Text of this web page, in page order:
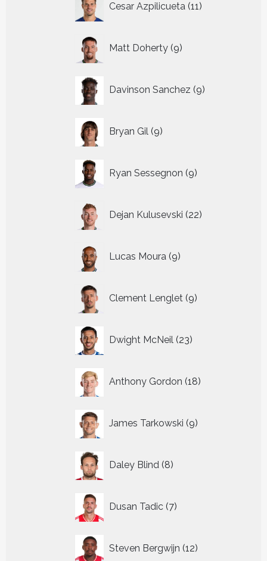
Cesar Azpilicueta 11
producten
Matt Doherty 9
producten
Davinson Sanchez 9
producten
Bryan Gil 9
producten
Ryan Sessegnon 9
producten
Dejan Kulusevski 22
producten
Lucas Moura 9
producten
Clement Lenglet 9
producten
Dwight McNeil 23
producten
Anthony Gordon 18
producten
James Tarkowski 9
producten
Daley Blind 8
producten
Dusan Tadic 7
producten
Steven Bergwijn 12
producten